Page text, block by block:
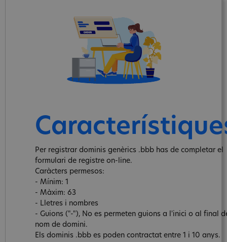
Per registrar dominis genèrics .bbb has de completar el
formulari de registre on-line.
Caràcters permesos:
- Mínim: 1
- Màxim: 63
- Lletres i nombres
- Guions ("-"), No es permeten guions a l'inici o al final
nom de domini.
Els dominis .bbb es poden contractat entre 1 i 10 anys.